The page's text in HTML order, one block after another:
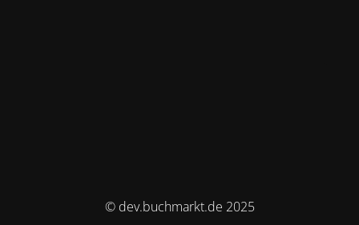
© dev.buchmarkt.de 2025